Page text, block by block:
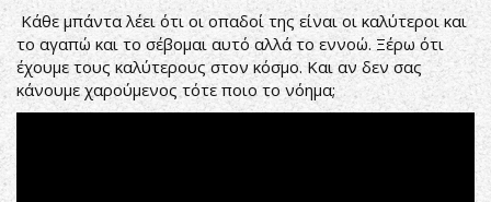
Κάθε μπάντα λέει ότι οι οπαδοί της είναι οι καλύτεροι και
το αγαπώ και το σέβομαι αυτό αλλά το εννοώ. Ξέρω ότι
έχουμε τους καλύτερους στον κόσμο. Και αν δεν σας
κάνουμε χαρούμενος τότε ποιο το νόημα;